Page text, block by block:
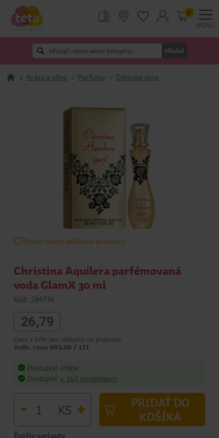
MENU
Hľadať
0
> Krása a vône > Parfumy > Dámske vône
Pridať medzi obľúbené produkty
Christina Aquilera parfémovaná
voda GlamX 30 ml
Kód: 284736
26,79
Cena s DPH bez nákladov na prepravu
Jedn. cena 893,00 / LIT
Dostupné online
Dostupné v 163 predajniach
- KS +
PRIDAŤ DO
KOŠÍKA
Ďalšie varianty